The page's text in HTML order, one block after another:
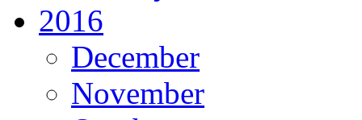
2016
December
November